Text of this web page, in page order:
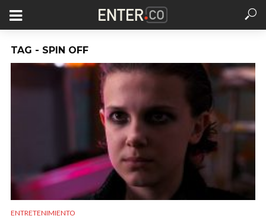
TAG - SPIN OFF
ENTRETENIMIENTO